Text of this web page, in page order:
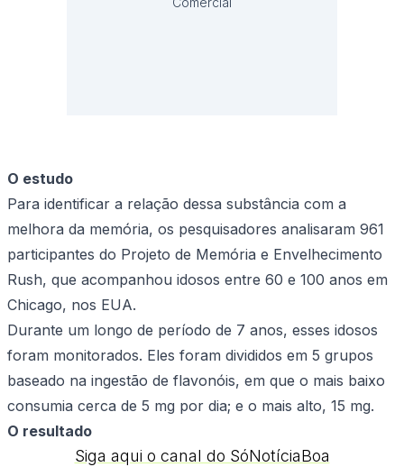
O estudo
Para identificar a relação dessa substância com a
melhora da memória, os pesquisadores analisaram 961
participantes do Projeto de Memória e Envelhecimento
Rush, que acompanhou idosos entre 60 e 100 anos em
Chicago, nos EUA.
Durante um longo de período de 7 anos, esses idosos
foram monitorados. Eles foram divididos em 5 grupos
baseado na ingestão de flavonóis, em que o mais baixo
consumia cerca de 5 mg por dia; e o mais alto, 15 mg.
O resultado
Siga aqui o canal do SóNotíciaBoa